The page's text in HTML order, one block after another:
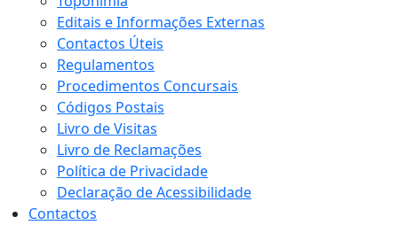
Editais e Informações Externas
Contactos Úteis
Regulamentos
Procedimentos Concursais
Códigos Postais
Livro de Visitas
Livro de Reclamações
Política de Privacidade
Declaração de Acessibilidade
Contactos